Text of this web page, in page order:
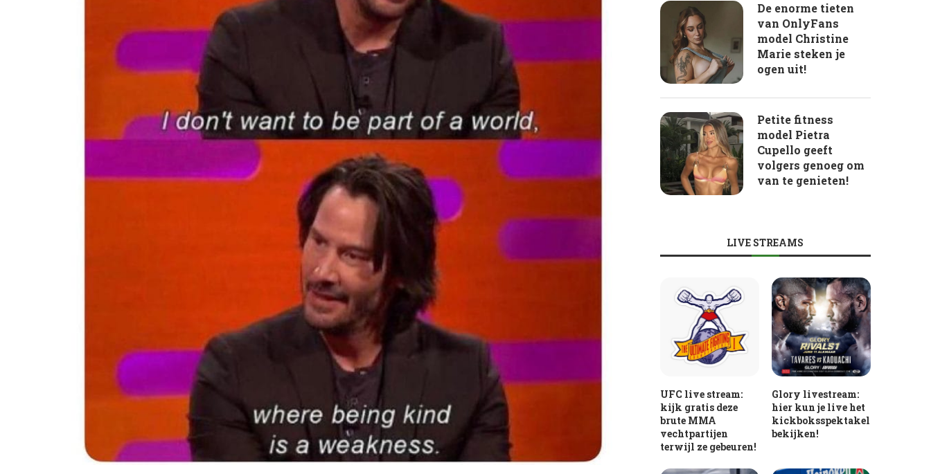
De enorme tieten
van OnlyFans
model Christine
Marie steken je
ogen uit!
Petite fitness
model Pietra
Cupello geeft
volgers genoeg om
van te genieten!
LIVE STREAMS
UFC live stream:
kijk gratis deze
brute MMA
vechtpartijen
terwijl ze gebeuren!
Glory livestream:
hier kun je live het
kickboksspektakel
bekijken!